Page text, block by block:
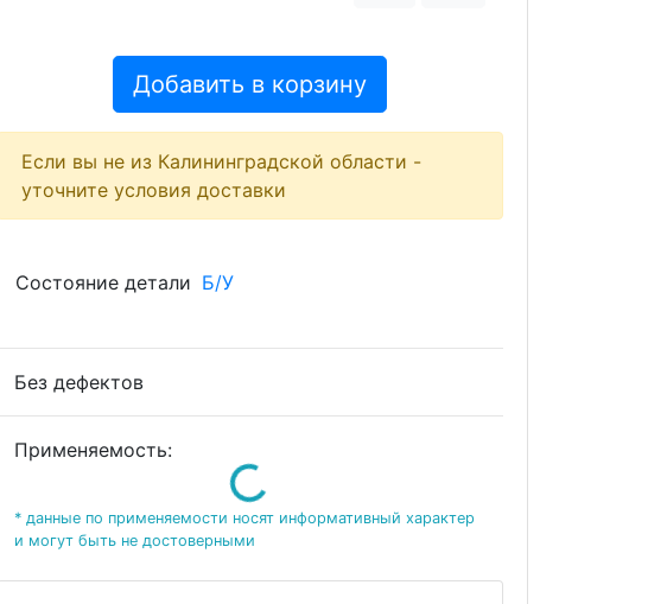
Добавить в корзину
Если вы не из Калининградской области -
уточните условия доставки
Состояние детали Б/У
Без дефектов
Применяемость: Loading...
* данные по применяемости носят информативный характер
и могут быть не достоверными